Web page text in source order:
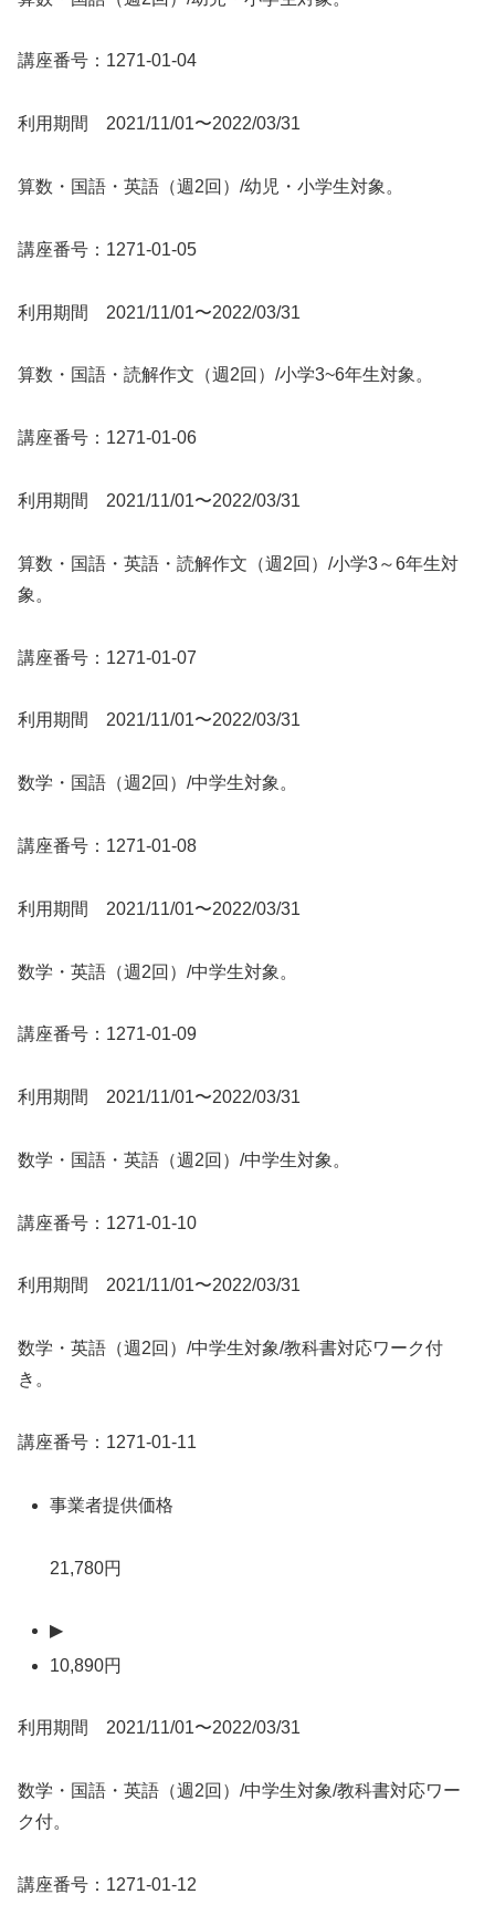
講座番号：1271-01-04
利用期間 2021/11/01〜2022/03/31
算数・国語・英語（週2回）/幼児・小学生対象。
講座番号：1271-01-05
利用期間 2021/11/01〜2022/03/31
算数・国語・読解作文（週2回）/小学3~6年生対象。
講座番号：1271-01-06
利用期間 2021/11/01〜2022/03/31
算数・国語・英語・読解作文（週2回）/小学3～6年生対
象。
講座番号：1271-01-07
利用期間 2021/11/01〜2022/03/31
数学・国語（週2回）/中学生対象。
講座番号：1271-01-08
利用期間 2021/11/01〜2022/03/31
数学・英語（週2回）/中学生対象。
講座番号：1271-01-09
利用期間 2021/11/01〜2022/03/31
数学・国語・英語（週2回）/中学生対象。
講座番号：1271-01-10
利用期間 2021/11/01〜2022/03/31
数学・英語（週2回）/中学生対象/教科書対応ワーク付
き。
講座番号：1271-01-11
事業者提供価格
21,780円
▶
10,890円
利用期間 2021/11/01〜2022/03/31
数学・国語・英語（週2回）/中学生対象/教科書対応ワー
ク付。
講座番号：1271-01-12